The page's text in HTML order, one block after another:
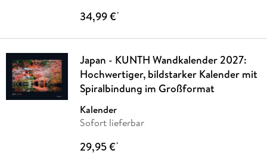
34,99 €*
Japan - KUNTH Wandkalender 2027:
Hochwertiger, bildstarker Kalender mit
Spiralbindung im Großformat
Kalender
Sofort lieferbar
29,95 €*